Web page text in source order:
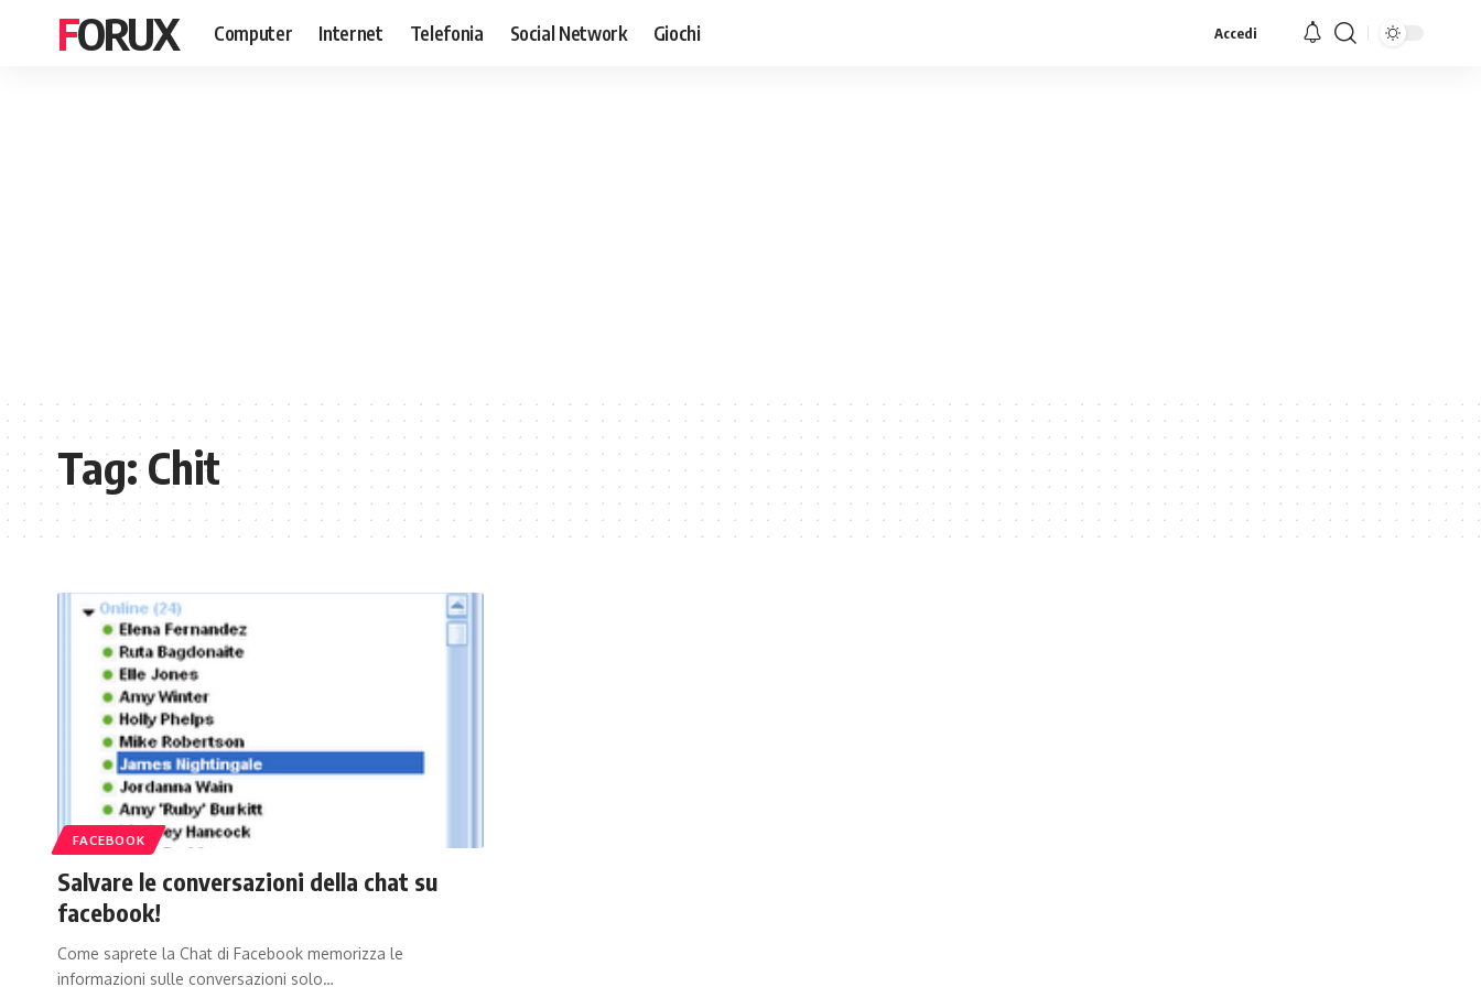
FORUX Computer Internet Telefonia Social Network Giochi Accedi
Tag:Chit
FACEBOOK
Salvare le conversazioni della chat su
facebook!
Come saprete la Chat di Facebook memorizza le
informazioni sulle conversazioni solo…